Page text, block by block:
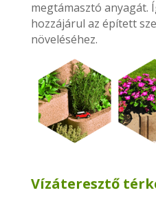
megtámasztó anyagát.
hozzájárul az épített
növeléséhez.
Vízáteresztő